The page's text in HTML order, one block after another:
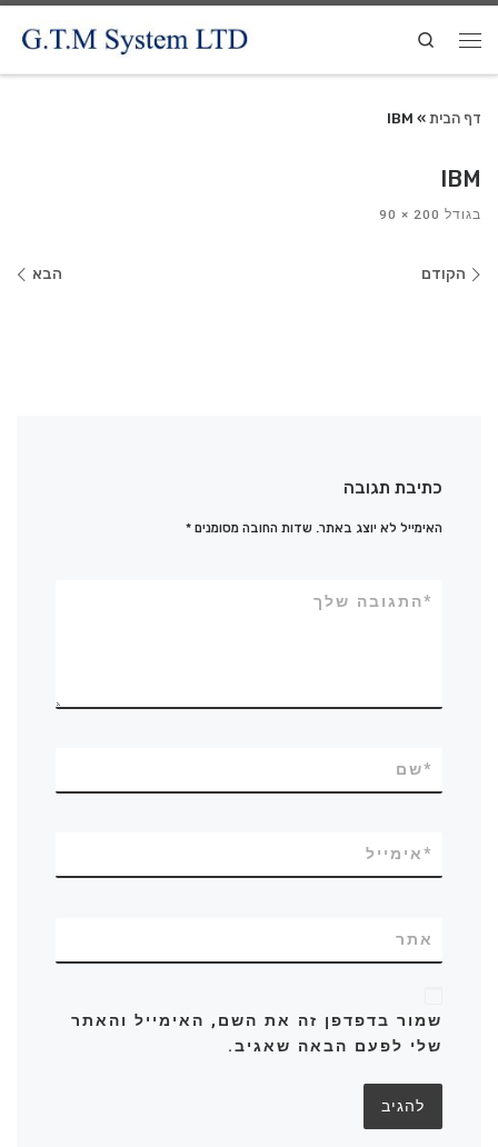
Search
דף הבית »
IBM
IBM
בגודל
ניווטהקודם הבא
כתיבת תגובה
האימייל לא יוצג באתר. שדות החובה מסומנים*
התגובה שלך*
שם*
אימייל*
אתר
שמור בדפדפן זה את השם, האימייל והאתר
שלי לפעם הבאה שאגיב.